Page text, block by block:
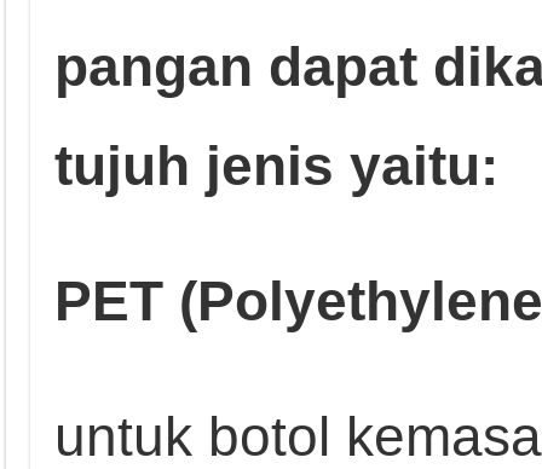
pangan dapat
tujuh jenis yaitu:
PET
untuk botol